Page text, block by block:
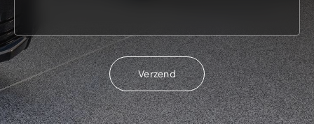
Verzend
Verzend